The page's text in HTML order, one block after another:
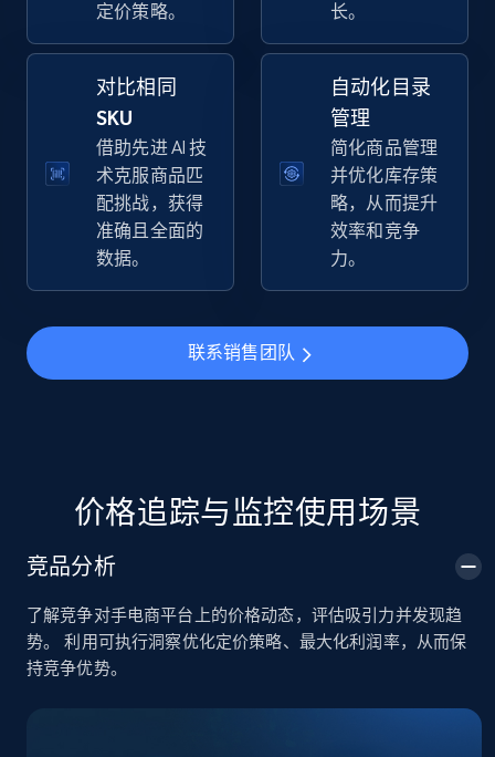
using sku numbers
URL, Final price, Sku, Currency, Gtin,
Specifications, Image urls, Top reviews, and
more.
5.6K+ 875+ 立即开始
URL, Title, Available, Description, Currency, Initial
price, Final price, Discount percent, and more.
URL, Title, Available, Description, Currency, Initial
5.4K+ 668+ 立即开始
定价策略。
长。
对比相同
SKU
借助先进 AI 技
术克服商品匹
配挑战，获得
准确且全面的
数据。
自动化目录
管理
简化商品管理
并优化库存策
略，从而提升
效率和竞争
力。
联系销售团队
价格追踪与监控使用场景
竞品分析
了解竞争对手电商平台上的价格动态，评估吸引力并发现趋
势。 利用可执行洞察优化定价策略、最大化利润率，从而保
持竞争优势。